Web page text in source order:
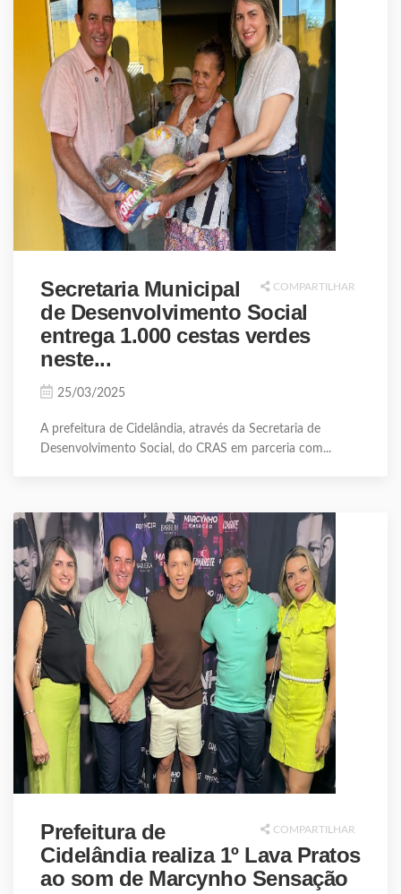
COMPARTILHAR
Secretaria Municipal
de Desenvolvimento Social
entrega 1.000 cestas verdes
neste...
25/03/2025
A prefeitura de Cidelândia, através da Secretaria de
Desenvolvimento Social, do CRAS em parceria com...
COMPARTILHAR
Prefeitura de
Cidelândia realiza 1º Lava Pratos
ao som de Marcynho Sensação